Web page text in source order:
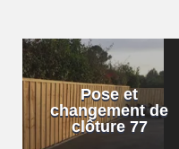
Pose et
changement de
clôture 77